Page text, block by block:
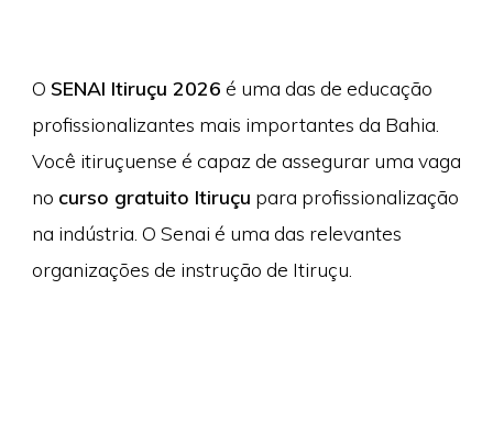
O SENAI Itiruçu 2026 é uma das de educação
profissionalizantes mais importantes da Bahia.
Você itiruçuense é capaz de assegurar uma vaga
no curso gratuito Itiruçu para profissionalização
na indústria. O Senai é uma das relevantes
organizações de instrução de Itiruçu.